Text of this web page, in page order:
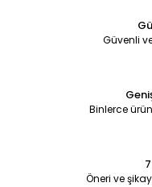
Güvenli
Binlerce
Öneri ve